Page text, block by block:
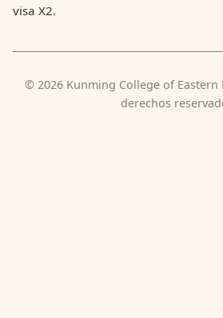
visa X2.
© 2026 Kunming College of Eastern
derechos